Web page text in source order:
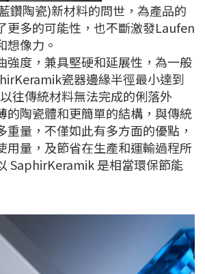
鑽陶瓷)新材料的問世，為產品的
更多的可能性，也不斷激發Laufen
想像力。
強度，兼具堅硬和延展性，為一般
瓷器邊緣半徑最小達到
往傳統材料無法完成的俐落外
的陶瓷體和更簡單的結構，與傳統
重量，不僅如此有多方面的優點，
用量，及節省在生產和運輸過程所
SaphirKeramik 是相當環保節能